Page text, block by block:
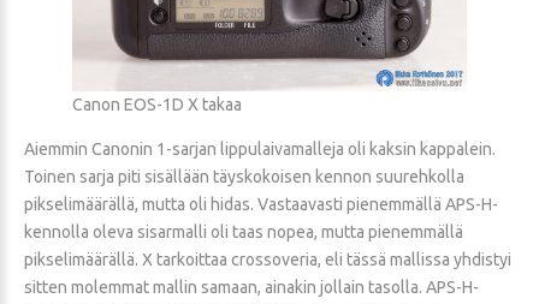
Canon EOS-1D X takaa
Aiemmin Canonin 1-sarjan lippulaivamalleja oli kaksin kappalein.
Toinen sarja piti sisällään täyskokoisen kennon suurehkolla
pikselimäärällä, mutta oli hidas. Vastaavasti pienemmällä APS-H-
kennolla oleva sisarmalli oli taas nopea, mutta pienemmällä
pikselimäärällä. X tarkoittaa crossoveria, eli tässä mallissa yhdistyi
sitten molemmat mallin samaan, ainakin jollain tasolla. APS-H-